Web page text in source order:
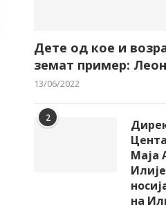
Дете од кое и
земат пример:
13/06/2022
2
Маја
на